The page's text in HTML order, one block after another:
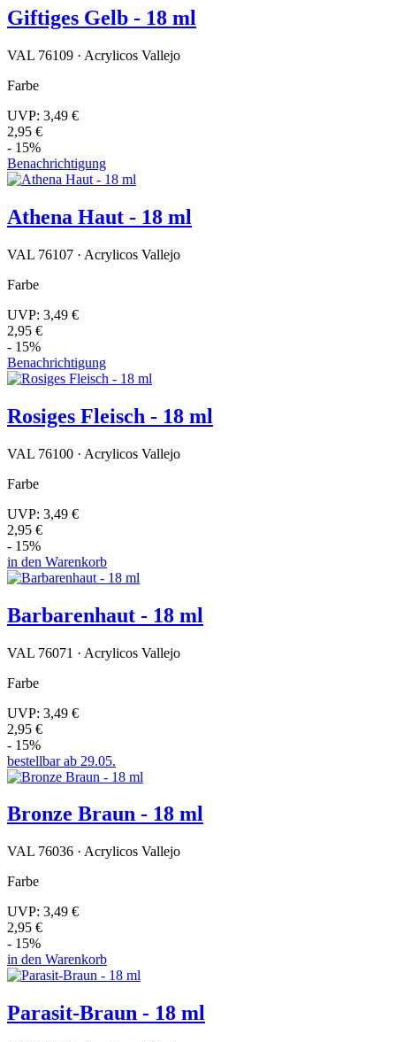
Giftiges Gelb - 18 ml
VAL 76109 · Acrylicos Vallejo
Farbe
UVP: 3,49 €
2,95 €
- 15%
Benachrichtigung
Athena Haut - 18 ml
VAL 76107 · Acrylicos Vallejo
Farbe
UVP: 3,49 €
2,95 €
- 15%
Benachrichtigung
Rosiges Fleisch - 18 ml
VAL 76100 · Acrylicos Vallejo
Farbe
UVP: 3,49 €
2,95 €
- 15%
in den Warenkorb
Barbarenhaut - 18 ml
VAL 76071 · Acrylicos Vallejo
Farbe
UVP: 3,49 €
2,95 €
- 15%
bestellbar ab 29.05.
Bronze Braun - 18 ml
VAL 76036 · Acrylicos Vallejo
Farbe
UVP: 3,49 €
2,95 €
- 15%
in den Warenkorb
Parasit-Braun - 18 ml